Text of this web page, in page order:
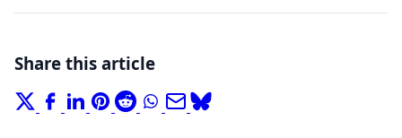
Share this article